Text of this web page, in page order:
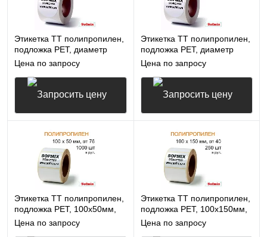
Этикетка ТТ полипропилен,
подложка РЕТ, диаметр
19мм, 1000 в рул, вт40,
14115
Цена по запросу
Запросить цену
Этикетка ТТ полипропилен,
подложка РЕТ, диаметр
19мм, 7000 в рул, вт40,
14115
Цена по запросу
Запросить цену
Этикетка ТТ полипропилен,
подложка РЕТ, 100х50мм,
1000 в рул, вт76, 14115
Цена по запросу
Этикетка ТТ полипропилен,
подложка РЕТ, 100х150мм,
250 в рул, вт40, 14115
Цена по запросу